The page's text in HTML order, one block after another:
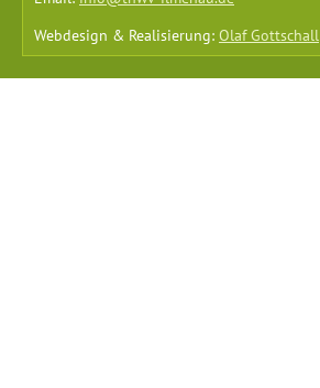
Webdesign & Realisierung: Olaf Gottschall